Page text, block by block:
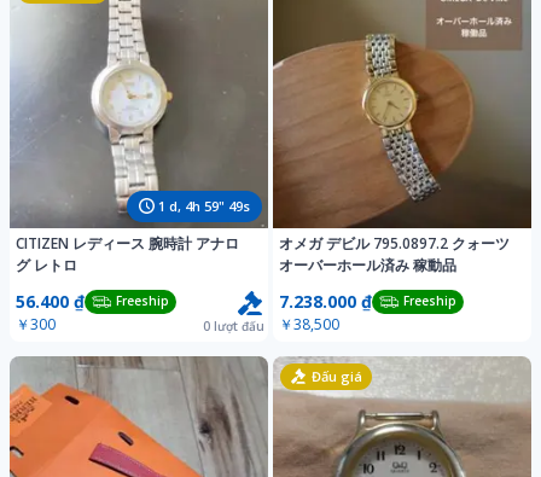
1 d, 4h 59" 46s
CITIZEN レディース 腕時計 アナロ
グ レトロ
56.400 ₫ Freeship
￥300 0 lượt đấu
オメガ デビル 795.0897.2 クォーツ
オーバーホール済み 稼動品
7.238.000 ₫ Freeship
￥38,500
Đấu giá